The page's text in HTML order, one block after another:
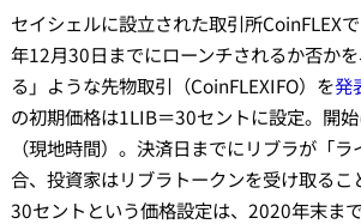
セイシェルに設立された取引所CoinFLEX
年12月30日までにローンチされるか否か
る」ような先物取引（CoinFLEXIFO）を発
の初期価格は1LIB＝30セントに設定。開
（現地時間）。決済日までにリブラが「
合、投資家はリブラトークンを受け取るこ
30セントという価格設定は、2020年末ま